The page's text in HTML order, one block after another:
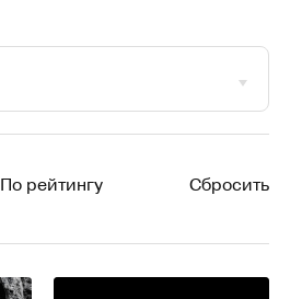
По рейтингу Сбросить